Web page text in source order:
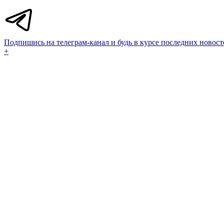
Подпишись на телеграм-канал и будь в курсе последних
+